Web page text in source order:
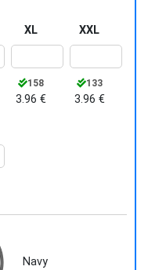
XL
158
3.96 €
XXL
133
3.96 €
Navy